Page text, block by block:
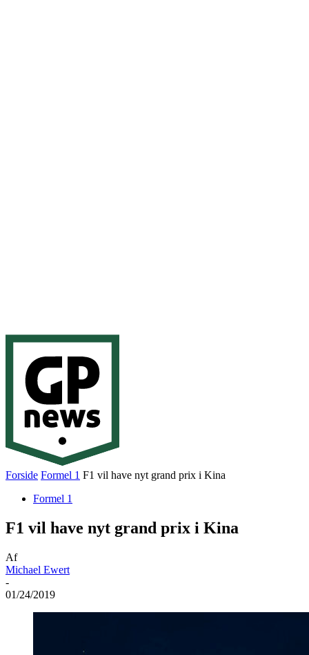
Forside Formel 1 F1 vil have nyt grand prix i Kina
Formel 1
F1 vil have nyt grand prix i Kina
Af
Michael Ewert
-
01/24/2019